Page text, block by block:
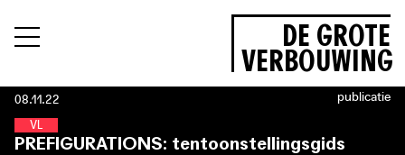
DE GROTE
VERBOUWING
08.11.22 publicatie
VO
E
D
S
E
L
PREFIGURATIONS: tentoonstellingsgids